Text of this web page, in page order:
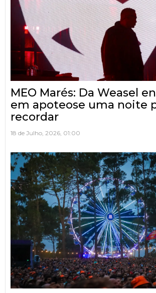
MEO Marés: Da Weasel
em apoteose uma noite
recordar
18 de Julho, 2026, 01:00